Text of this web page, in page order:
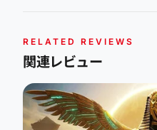
RELATED REVIEWS
関連レビュー